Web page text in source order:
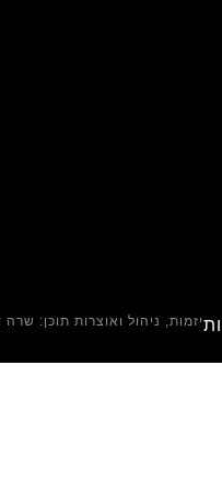
יזמות, ניהול ואוצרות תוכן: שרה